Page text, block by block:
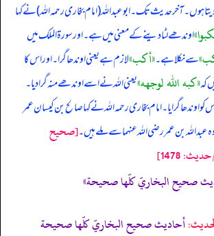
ہوں۔ آخر حدیث تک۔ ابوعبداللہ (امام بخاری رحمہ اللہ) نے کہا
اوندھے لٹا دینے کے معنی میں ہے۔ اور سورۃ الملک میں
سے نکلا ہے۔«أكب»لازم ہے یعنی اوندھا گرا۔ اور اس کا
کہ«كبه الله لوجهه»یعنی اللہ نے اسے اوندھے منہ گرا دیا۔
اوندھا گرایا۔ امام بخاری رحمہ اللہ نے کہا صالح بن کیسان عمر
بن عمر رضی اللہ عنہما سے ملے ہیں۔[صحيح
1478]
صحيح البخاريّ كلّها صحيحة»
أحاديث صحيح البخاريّ كلّها صحيحة